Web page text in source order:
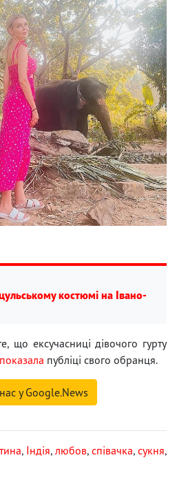
костюмі на Івано-
що ексучасниці дівочого гурту
показала публіці свого обранця.
у Google.News
, Індія, любов, співачка, сукня,